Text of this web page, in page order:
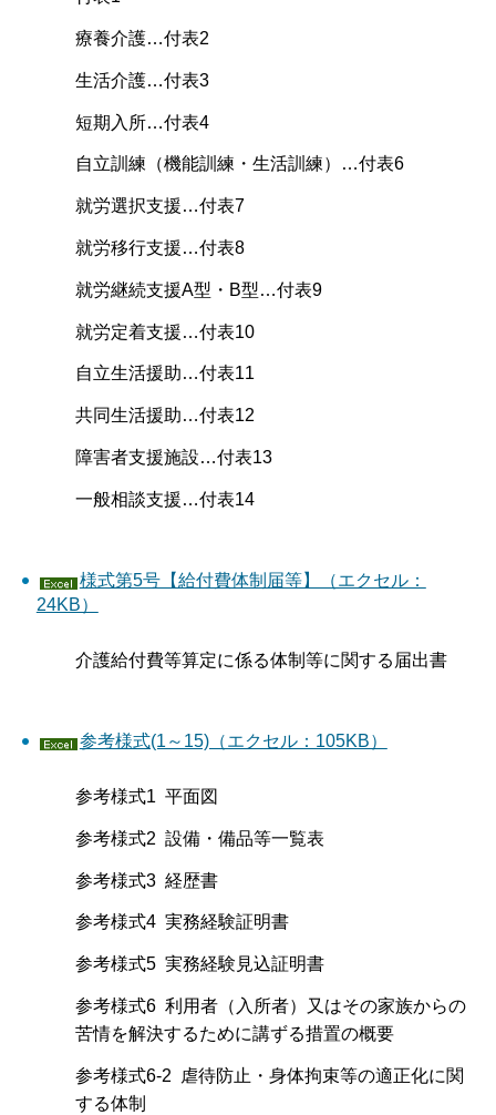
療養介護…付表2
生活介護…付表3
短期入所…付表4
自立訓練（機能訓練・生活訓練）…付表6
就労選択支援…付表7
就労移行支援…付表8
就労継続支援A型・B型…付表9
就労定着支援…付表10
自立生活援助…付表11
共同生活援助…付表12
障害者支援施設…付表13
一般相談支援…付表14
様式第5号【給付費体制届等】（エクセル：
24KB）
介護給付費等算定に係る体制等に関する届出書
参考様式(1～15)（エクセル：105KB）
参考様式1 平面図
参考様式2 設備・備品等一覧表
参考様式3 経歴書
参考様式4 実務経験証明書
参考様式5 実務経験見込証明書
参考様式6 利用者（入所者）又はその家族からの
苦情を解決するために講ずる措置の概要
参考様式6-2 虐待防止・身体拘束等の適正化に関
する体制